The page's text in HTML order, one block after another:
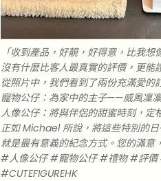
「收到產品，好靚，好得意，比我想
沒有什麼比客人最真實的評價，更
從照片中，我們看到了兩份充滿愛的
寵物公仔：為家中的主子——威風凜
人像公仔：將與伴侶的甜蜜時刻，定
正如 Michael 所說，將這些特別的
就是最有意義的紀念方式。您的滿意
#人像公仔 #寵物公仔 #禮物 #評
#CUTEFIGUREHK